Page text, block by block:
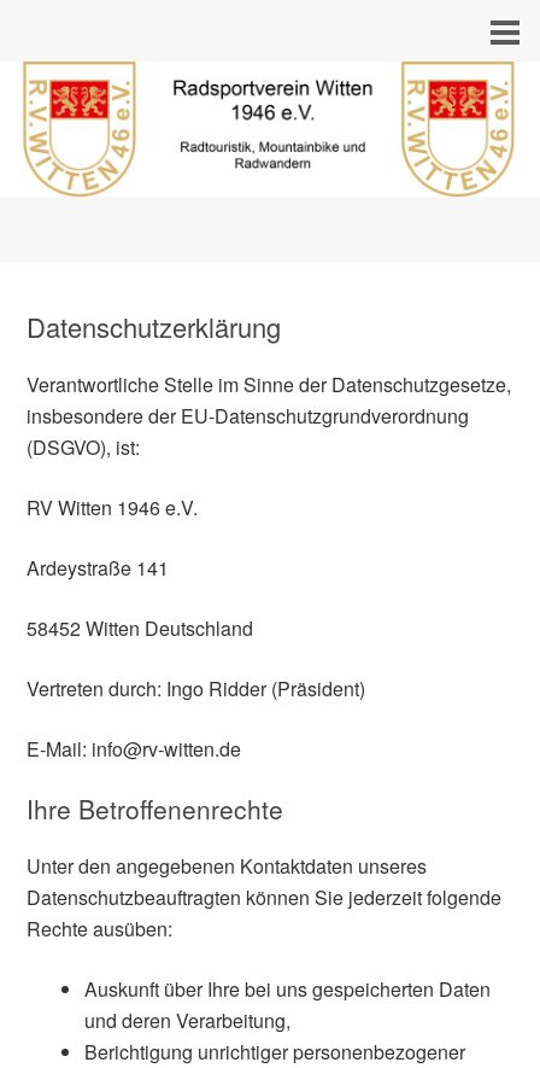
Datenschutzerklärung
Verantwortliche Stelle im Sinne der Datenschutzgesetze,
insbesondere der EU-Datenschutzgrundverordnung
(DSGVO), ist:
RV Witten 1946 e.V.
Ardeystraße 141
58452 Witten Deutschland
Vertreten durch: Ingo Ridder (Präsident)
E-Mail: info@rv-witten.de
Ihre Betroffenenrechte
Unter den angegebenen Kontaktdaten unseres
Datenschutzbeauftragten können Sie jederzeit folgende
Rechte ausüben:
Auskunft über Ihre bei uns gespeicherten Daten
und deren Verarbeitung,
Berichtigung unrichtiger personenbezogener